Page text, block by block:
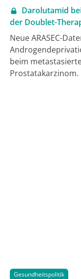
Darolutamid
der Doublet-
Neue ARASEC-
beim
mit verzögerter
Gesundheitspolitik